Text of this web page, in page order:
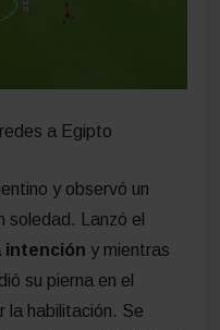
a Egipto
y observó un
soledad. Lanzó el
intención y mientras
su pierna en el
la habilitación. Se